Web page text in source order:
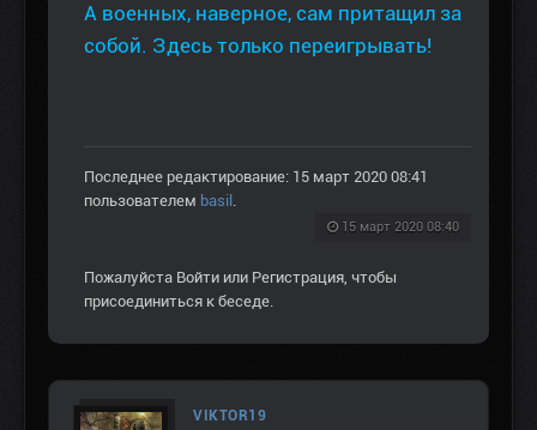
А военных, наверное, сам притащил за
собой. Здесь только переигрывать!
Последнее редактирование: 15 март 2020 08:41
пользователем basil .
15 март 2020 08:40
Пожалуйста Войти или Регистрация, чтобы
присоединиться к беседе.
VIKTOR19